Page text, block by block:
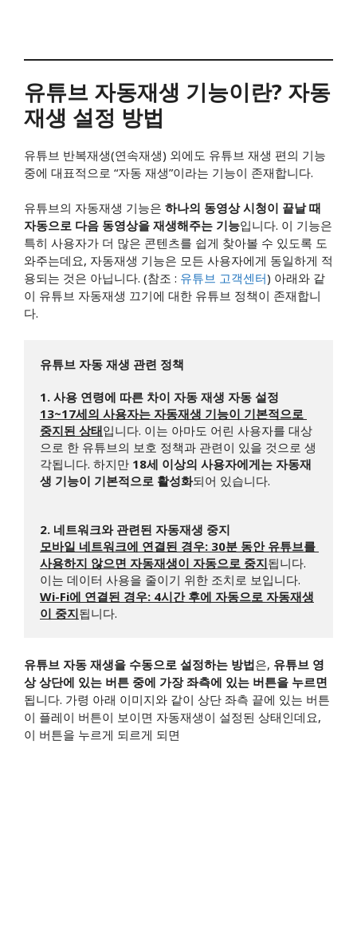
유튜브 자동재생 기능이란? 자동
재생 설정 방법
유튜브 반복재생(연속재생) 외에도 유튜브 재생 편의 기능
중에 대표적으로 “자동 재생”이라는 기능이 존재합니다.
유튜브의 자동재생 기능은 하나의 동영상 시청이 끝날 때
자동으로 다음 동영상을 재생해주는 기능입니다. 이 기능은
특히 사용자가 더 많은 콘텐츠를 쉽게 찾아볼 수 있도록 도
와주는데요, 자동재생 기능은 모든 사용자에게 동일하게 적
용되는 것은 아닙니다. (참조 : 유튜브 고객센터) 아래와 같
이 유튜브 자동재생 끄기에 대한 유튜브 정책이 존재합니
다.
1. 사용 연령에 따른 차이 자동 재생 자동 설정
13~17세의 사용자는 자동재생 기능이 기본적으로
중지된 상태입니다. 이는 아마도 어린 사용자를 대상
으로 한 유튜브의 보호 정책과 관련이 있을 것으로 생
각됩니다. 하지만 18세 이상의 사용자에게는 자동재
생 기능이 기본적으로 활성화되어 있습니다.
2. 네트워크와 관련된 자동재생 중지
모바일 네트워크에 연결된 경우: 30분 동안 유튜브를
사용하지 않으면 자동재생이 자동으로 중지됩니다.
Wi-Fi에 연결된 경우: 4시간 후에 자동으로 자동재생
이 중지됩니다.
유튜브 자동 재생을 수동으로 설정하는 방법은, 유튜브 영
상 상단에 있는 버튼 중에 가장 좌측에 있는 버튼을 누르면
됩니다. 가령 아래 이미지와 같이 상단 좌측 끝에 있는 버튼
이 플레이 버튼이 보이면 자동재생이 설정된 상태인데요,
이 버튼을 누르게 되르게 되면